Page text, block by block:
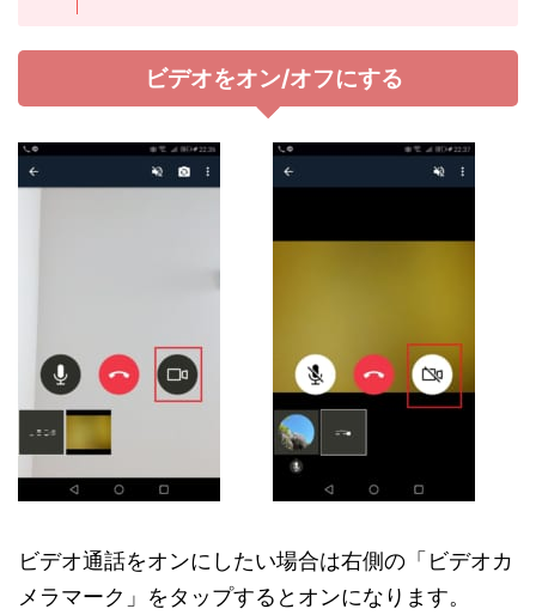
ビデオをオン/オフにする
ビデオ通話をオンにしたい場合は右側の「ビデオカ
メラマーク」をタップするとオンになります。